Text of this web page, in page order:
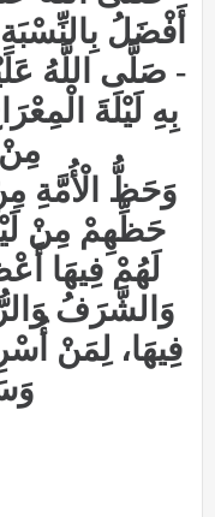
أَفْضَلُ
- صَلَّى اللَّهُ
بِهِ لَيْلَةَ
مِنْ
وَحَظُّ الْأُمَّةِ
حَظِّهِمْ مِنْ
لَهُمْ فِيهَا
وَالشَّرَفُ
فِيهَا، لِمَنْ